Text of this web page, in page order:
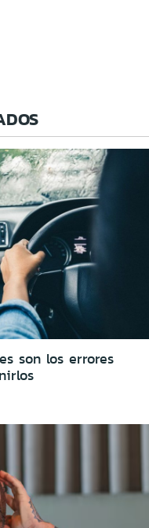
son los errores